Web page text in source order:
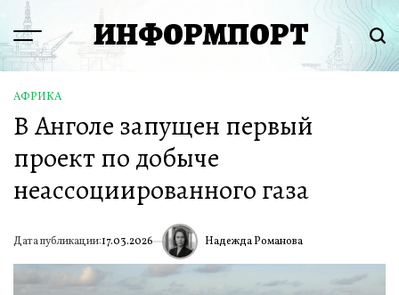
Перейти
содержимому
Menu ИНФОРМПОРТ
ОПУБЛИКОВАНО
В
АФРИКА
В Анголе запущен первый
проект по добыче
неассоциированного газа
Дата публикации:17.03.2026 ИА Надежда Романова